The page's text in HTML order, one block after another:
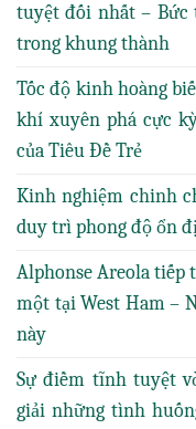
tuyệt đối nhất – Bức
trong khung thành
Tốc độ kinh hoàng
khí xuyên phá cực
của Tiêu Đề Trẻ
Kinh nghiệm chinh
duy trì phong độ ổn
Alphonse Areola tiếp
một tại West Ham –
này
Sự điềm tĩnh tuyệt
giải những tình